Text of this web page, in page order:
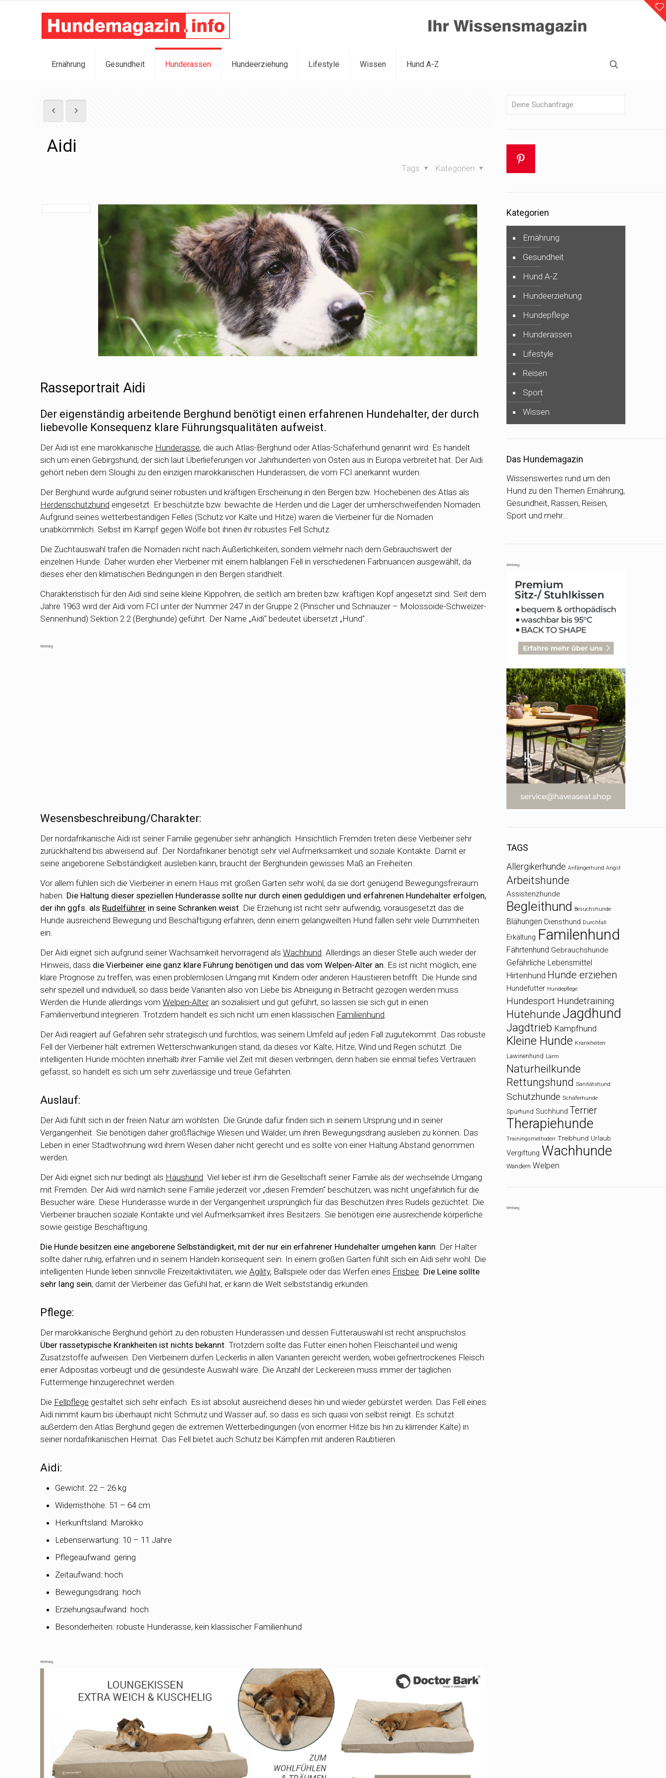
Ernährung Gesundheit Hunderassen Hundeerziehung Lifestyle Wissen Hund A-Z
Aidi
Kategorien
Tags
Rasseportrait Aidi
Der eigenständig arbeitende Berghund benötigt einen erfahrenen Hundehalter, der durch
liebevolle Konsequenz klare Führungsqualitäten aufweist.
Der Aidi ist eine marokkanische Hunderasse, die auch Atlas-Berghund oder Atlas-Schäferhund genannt wird. Es handelt
sich um einen Gebirgshund, der sich laut Überlieferungen vor Jahrhunderten von Osten aus in Europa verbreitet hat. Der Aidi
gehört neben dem Sloughi zu den einzigen marokkanischen Hunderassen, die vom FCI anerkannt wurden.
Der Berghund wurde aufgrund seiner robusten und kräftigen Erscheinung in den Bergen bzw. Hochebenen des Atlas als
Herdenschutzhund eingesetzt. Er beschützte bzw. bewachte die Herden und die Lager der umherschweifenden Nomaden.
Aufgrund seines wetterbeständigen Felles (Schutz vor Kälte und Hitze) waren die Vierbeiner für die Nomaden
unabkömmlich. Selbst im Kampf gegen Wölfe bot ihnen ihr robustes Fell Schutz.
Die Zuchtauswahl trafen die Nomaden nicht nach Äußerlichkeiten, sondern vielmehr nach dem Gebrauchswert der
einzelnen Hunde. Daher wurden eher Vierbeiner mit einem halblangen Fell in verschiedenen Farbnuancen ausgewählt, da
dieses eher den klimatischen Bedingungen in den Bergen standhielt.
Charakteristisch für den Aidi sind seine kleine Kippohren, die seitlich am breiten bzw. kräftigen Kopf angesetzt sind. Seit dem
Jahre 1963 wird der Aidi vom FCI unter der Nummer 247 in der Gruppe 2 (Pinscher und Schnauzer – Molossoide-Schweizer-
Sennenhund) Sektion 2.2 (Berghunde) geführt. Der Name „Aidi“ bedeutet übersetzt „Hund“.
Werbung
Wesensbeschreibung/Charakter:
Der nordafrikanische Aidi ist seiner Familie gegenüber sehr anhänglich. Hinsichtlich Fremden treten diese Vierbeiner sehr
zurückhaltend bis abweisend auf. Der Nordafrikaner benötigt sehr viel Aufmerksamkeit und soziale Kontakte. Damit er
seine angeborene Selbständigkeit ausleben kann, braucht der Berghundein gewisses Maß an Freiheiten.
Vor allem fühlen sich die Vierbeiner in einem Haus mit großen Garten sehr wohl, da sie dort genügend Bewegungsfreiraum
haben. Die Haltung dieser speziellen Hunderasse sollte nur durch einen geduldigen und erfahrenen Hundehalter erfolgen,
der ihn ggfs. als Rudelführer in seine Schranken weist. Die Erziehung ist nicht sehr aufwendig, vorausgesetzt das die
Hunde ausreichend Bewegung und Beschäftigung erfahren, denn einem gelangweilten Hund fallen sehr viele Dummheiten
ein.
Der Aidi eignet sich aufgrund seiner Wachsamkeit hervorragend alsWachhund. Allerdings an dieser Stelle auch wieder der
Hinweis, dass die Vierbeiner eine ganz klare Führung benötigen und das vom Welpen-Alter an. Es ist nicht möglich, eine
klare Prognose zu treffen, was einen problemlosen Umgang mit Kindern oder anderen Haustieren betrifft. Die Hunde sind
sehr speziell und individuell, so dass beide Varianten also von Liebe bis Abneigung in Betracht gezogen werden muss.
Werden die Hunde allerdings vomWelpen-Alteran sozialisiert und gut geführt, so lassen sie sich gut in einen
Familienverbund integrieren. Trotzdem handelt es sich nicht um einen klassischen Familienhund.
Der Aidi reagiert auf Gefahren sehr strategisch und furchtlos, was seinem Umfeld auf jeden Fall zugutekommt. Das robuste
Fell der Vierbeiner hält extremen Wetterschwankungen stand, da dieses vor Kälte, Hitze, Wind und Regen schützt. Die
intelligenten Hunde möchten innerhalb ihrer Familie viel Zeit mit diesen verbringen, denn haben sie einmal tiefes Vertrauen
gefasst, so handelt es sich um sehr zuverlässige und treue Gefährten.
Auslauf:
Der Aidi fühlt sich in der freien Natur am wohlsten. Die Gründe dafür finden sich in seinem Ursprung und in seiner
Vergangenheit. Sie benötigen daher großflächige Wiesen und Wälder, um ihren Bewegungsdrang ausleben zu können. Das
Leben in einer Stadtwohnung wird ihrem Wesen daher nicht gerecht und es sollte von einer Haltung Abstand genommen
werden.
Der Aidi eignet sich nur bedingt als Haushund. Viel lieber ist ihm die Gesellschaft seiner Familie als der wechselnde Umgang
mit Fremden. Der Aidi wird nämlich seine Familie jederzeit vor „diesen Fremden“ beschützen, was nicht ungefährlich für die
Besucher wäre. Diese Hunderasse wurde in der Vergangenheit ursprünglich für das Beschützen ihres Rudels gezüchtet. Die
Vierbeiner brauchen soziale Kontakte und viel Aufmerksamkeit ihres Besitzers. Sie benötigen eine ausreichende körperliche
sowie geistige Beschäftigung.
Die Hunde besitzen eine angeborene Selbständigkeit, mit der nur ein erfahrener Hundehalter umgehen kann. Der Halter
sollte daher ruhig, erfahren und in seinem Handeln konsequent sein. In einem großen Garten fühlt sich ein Aidi sehr wohl. Die
intelligenten Hunde lieben sinnvolle Freizeitaktivitäten, wieAgility, Ballspiele oder das Werfen eines Frisbee. Die Leine sollte
sehr lang sein, damit der Vierbeiner das Gefühl hat, er kann die Welt selbstständig erkunden.
Pflege:
Der marokkanische Berghund gehört zu den robusten Hunderassen und dessen Futterauswahl ist recht anspruchslos.
Über rassetypische Krankheiten ist nichts bekannt. Trotzdem sollte das Futter einen hohen Fleischanteil und wenig
Zusatzstoffe aufweisen. Den Vierbeinern dürfen Leckerlis in allen Varianten gereicht werden, wobei gefriertrockenes Fleisch
einer Adipositas vorbeugt und die gesündeste Auswahl wäre. Die Anzahl der Leckereien muss immer der täglichen
Futtermenge hinzugerechnet werden.
Die Fellpflege gestaltet sich sehr einfach. Es ist absolut ausreichend dieses hin und wieder gebürstet werden. Das Fell eines
Aidi nimmt kaum bis überhaupt nicht Schmutz und Wasser auf, so dass es sich quasi von selbst reinigt. Es schützt
außerdem den Atlas Berghund gegen die extremen Wetterbedingungen (von enormer Hitze bis hin zu klirrender Kälte) in
seiner nordafrikanischen Heimat. Das Fell bietet auch Schutz bei Kämpfen mit anderen Raubtieren.
Aidi:
Gewicht: 22 – 26 kg
Widerristhöhe: 51 – 64 cm
Herkunftsland: Marokko
Lebenserwartung: 10 – 11 Jahre
Pflegeaufwand: gering
Zeitaufwand: hoch
Bewegungsdrang: hoch
Erziehungsaufwand: hoch
Besonderheiten: robuste Hunderasse, kein klassischer Familienhund
Werbung
Kategorien
Ernährung
Gesundheit
Hund A-Z
Hundeerziehung
Hundepflege
Hunderassen
Lifestyle
Reisen
Sport
Wissen
Das Hundemagazin
Wissenswertes rund um den
Hund zu den Themen Ernährung,
Gesundheit, Rassen, Reisen,
Sport und mehr…
Werbung
TAGS
Allergikerhunde Anfängerhund Angst
Arbeitshunde
Assistenzhunde
Begleithund Besuchshunde
Blähungen Diensthund Durchfall
Erkältung Familenhund
Fährtenhund Gebrauchshunde
Gefährliche Lebensmittel
Hirtenhund Hunde erziehen
Hundefutter Hundepflege
Hundesport Hundetraining
Hütehunde Jagdhund
Jagdtrieb Kampfhund
Kleine Hunde Krankheiten
Lawinenhund Lärm
Naturheilkunde
Rettungshund Sanitätshund
Schutzhunde Schäferhunde
Spürhund Suchhund Terrier
Therapiehunde
Trainingsmethoden Treibhund Urlaub
Vergiftung Wachhunde
Wandern Welpen
Werbung